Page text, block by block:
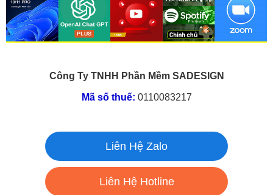
Công Ty TNHH Phần Mềm SADESIGN
Mã số thuế: 0110083217
Liên Hệ Zalo
Liên Hệ Hotline